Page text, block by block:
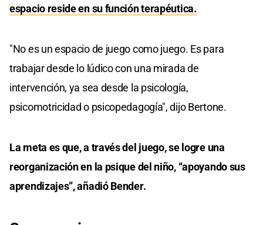
espacio reside en su función terapéutica.
"No es un espacio de juego como juego. Es para
trabajar desde lo lúdico con una mirada de
intervención, ya sea desde la psicología,
psicomotricidad o psicopedagogía", dijo Bertone.
La meta es que, a través del juego, se logre una
reorganización en la psique del niño, “apoyando sus
aprendizajes”, añadió Bender.